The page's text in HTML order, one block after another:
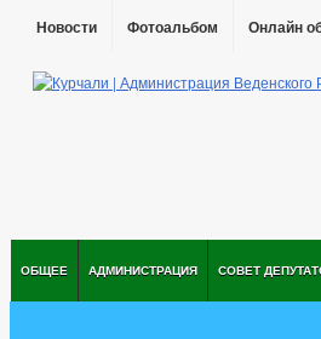
Новости Фотоальбом Онлайн
ОБЩЕЕ АДМИНИСТРАЦИЯ СОВЕТ